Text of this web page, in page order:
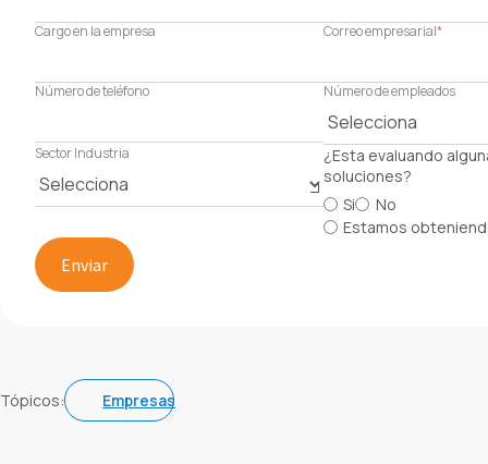
Cargo en la empresa Correo empresarial*
Número de teléfono Número de empleados
Sector Industria
¿Esta evaluando
soluciones?
Si
No
Estamos
Tópicos: Empresas